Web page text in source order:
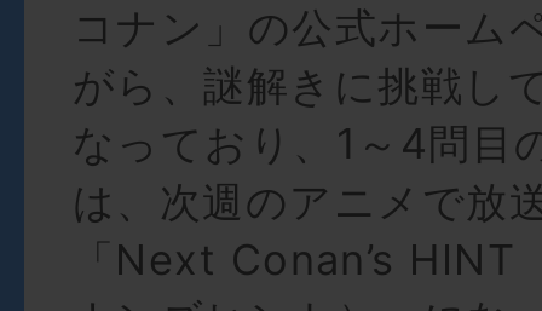
コナン」の公式ホーム
がら、謎解きに挑戦し
なっており、1～4問目
は、次週のアニメで放
「Next Conan’s HINT